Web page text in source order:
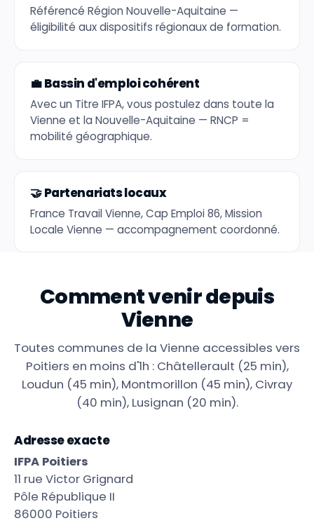
Référencé Région Nouvelle-Aquitaine —
éligibilité aux dispositifs régionaux de formation.
💼 Bassin d'emploi cohérent
Avec un Titre IFPA, vous postulez dans toute la
Vienne et la Nouvelle-Aquitaine — RNCP =
mobilité géographique.
🤝 Partenariats locaux
France Travail Vienne, Cap Emploi 86, Mission
Locale Vienne — accompagnement coordonné.
Comment venir depuis
Vienne
Toutes communes de la Vienne accessibles vers
Poitiers en moins d'1h : Châtellerault (25 min),
Loudun (45 min), Montmorillon (45 min), Civray
(40 min), Lusignan (20 min).
Adresse exacte
IFPA Poitiers
11 rue Victor Grignard
Pôle République II
86000 Poitiers